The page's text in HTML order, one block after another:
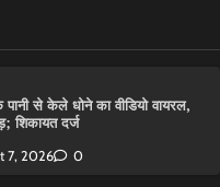
पानी से केले धोने का वीडियो वायरल,
शिकायत दर्ज
7, 2026 0